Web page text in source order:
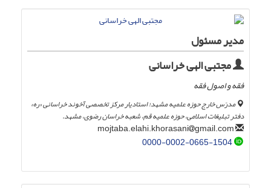
مدیر مسئول
مجتبی الهی خراسانی
فقه و اصول فقه
مدرّس خارج حوزه علمیه مشهد؛ استادیار مرکز تخصصی آخوند خراسانی «ره»
دفتر تبلیغات اسلامی، حوزه علمیه قم، شعبه خراسان رضوی، مشهد.
gmail.com
0000-0002-0665-1504